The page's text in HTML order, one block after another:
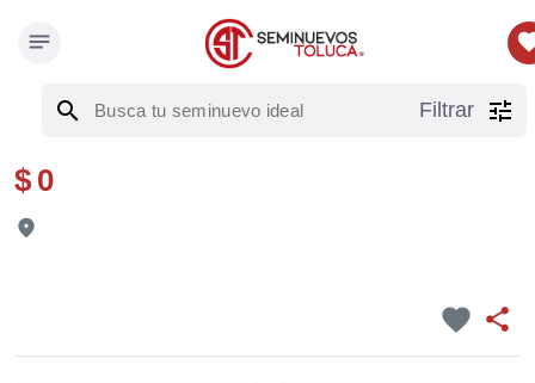
notes
search Filtrar tune
$ 0
fmd_good
favorite share